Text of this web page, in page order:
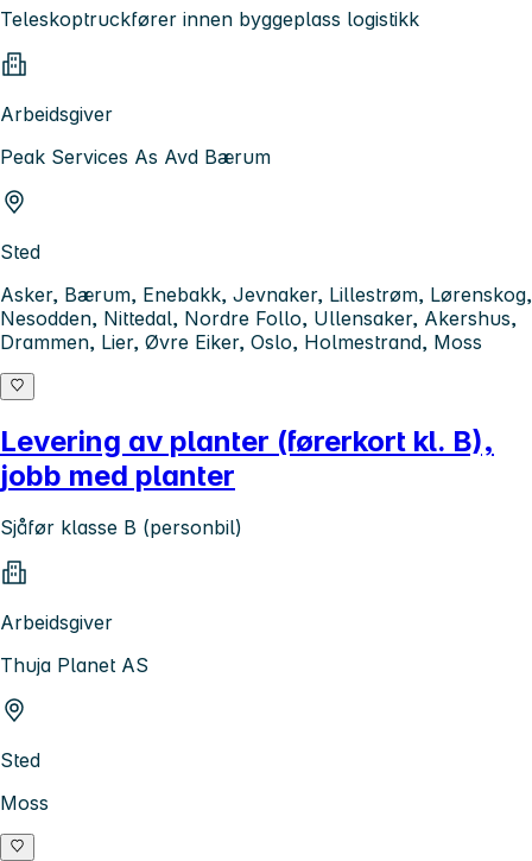
Teleskoptruckfører innen byggeplass logistikk
Arbeidsgiver
Peak Services As Avd Bærum
Sted
Asker, Bærum, Enebakk, Jevnaker, Lillestrøm, Lørenskog,
Nesodden, Nittedal, Nordre Follo, Ullensaker, Akershus,
Drammen, Lier, Øvre Eiker, Oslo, Holmestrand, Moss
Levering av planter (førerkort kl. B),
jobb med planter
Sjåfør klasse B (personbil)
Arbeidsgiver
Thuja Planet AS
Sted
Moss